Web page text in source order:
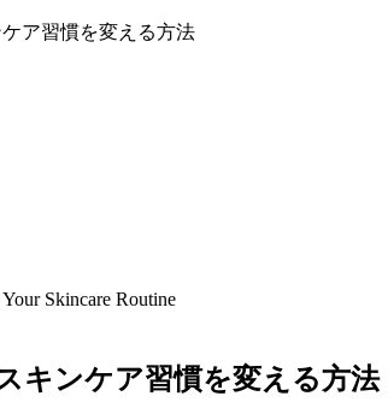
ア習慣を変える方法
キンケア習慣を変える方法